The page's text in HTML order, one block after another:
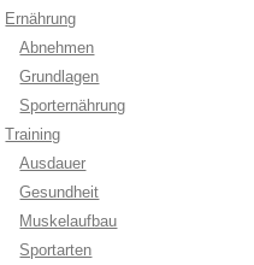
Ernährung
Abnehmen
Grundlagen
Sporternährung
Training
Ausdauer
Gesundheit
Muskelaufbau
Sportarten